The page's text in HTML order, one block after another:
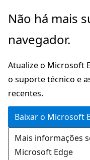
Pular
o
principal
Não há mais
navegador.
Atualize o Microsoft
o suporte técnico e
recentes.
Baixar o Microsoft
Mais informações
Microsoft Edge